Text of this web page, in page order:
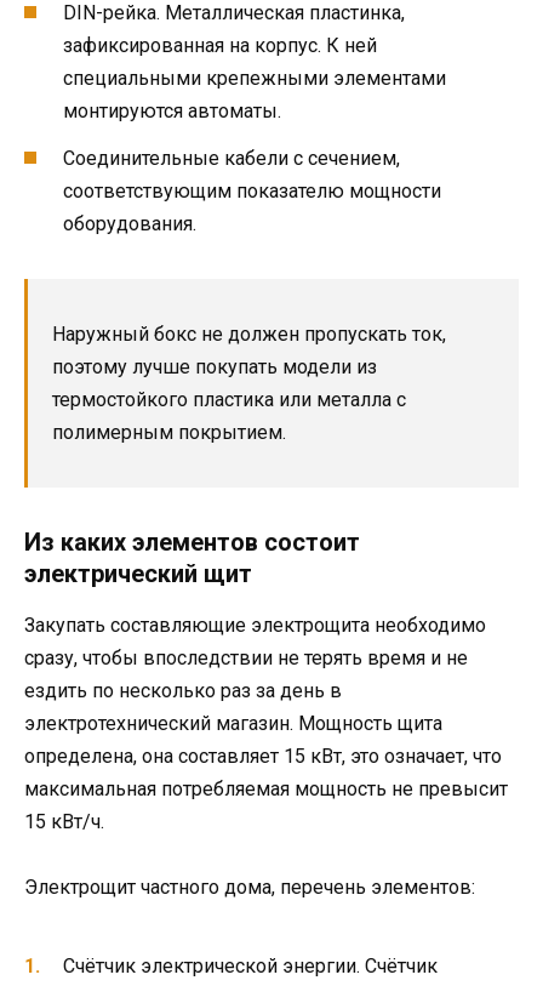
DIN-рейка. Металлическая пластинка,
зафиксированная на корпус. К ней
специальными крепежными элементами
монтируются автоматы.
Соединительные кабели с сечением,
соответствующим показателю мощности
оборудования.
Наружный бокс не должен пропускать ток,
поэтому лучше покупать модели из
термостойкого пластика или металла с
полимерным покрытием.
Из каких элементов состоит
электрический щит
Закупать составляющие электрощита необходимо
сразу, чтобы впоследствии не терять время и не
ездить по несколько раз за день в
электротехнический магазин. Мощность щита
определена, она составляет 15 кВт, это означает, что
максимальная потребляемая мощность не превысит
15 кВт/ч.
Электрощит частного дома, перечень элементов:
Счётчик электрической энергии. Счётчик